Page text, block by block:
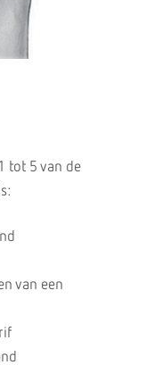
tot 5 van de
van een